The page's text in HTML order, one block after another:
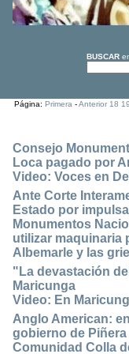
BUSCAR
Página:Primera -Anterior 18 19
Consejo
Loca pagado por
Video: Voces en
Ante Corte
Estado por
Monumentos
utilizar maquinaria
Albemarle y las
"La devastación
Maricunga
Video: En
Anglo American:
gobierno de Piñera
Comunidad Colla